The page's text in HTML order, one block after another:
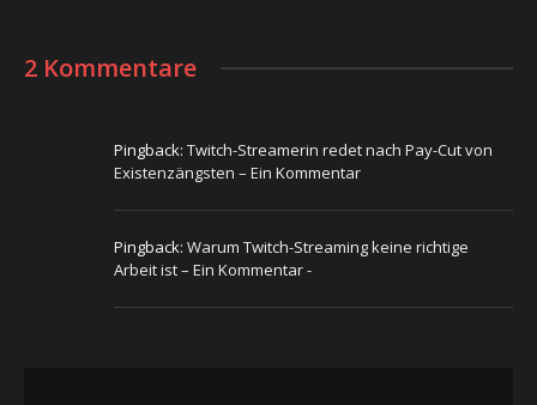
2 Kommentare
Pingback: Twitch-Streamerin redet nach Pay-Cut von
Existenzängsten – Ein Kommentar
Pingback: Warum Twitch-Streaming keine richtige
Arbeit ist – Ein Kommentar -